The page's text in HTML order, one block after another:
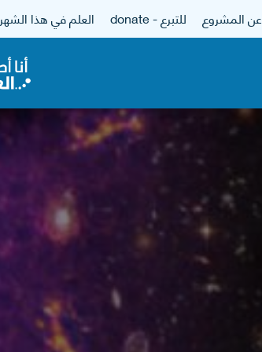
عن المشروع للتبرع - donate العلم في هذا الشهر